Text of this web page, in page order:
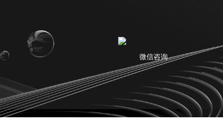
微信咨询